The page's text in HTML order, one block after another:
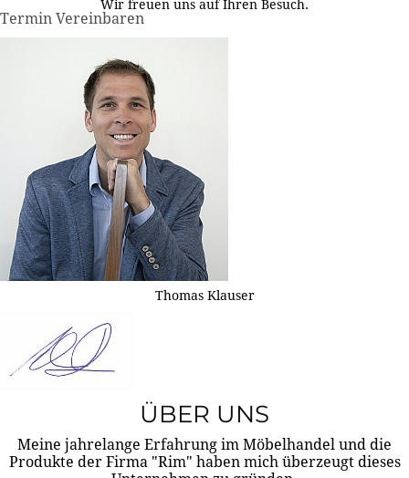
Wir freuen uns auf Ihren Besuch.
Termin Vereinbaren
Thomas Klauser
ÜBER UNS
Meine jahrelange Erfahrung im Möbelhandel und die
Produkte der Firma "Rim" haben mich überzeugt dieses